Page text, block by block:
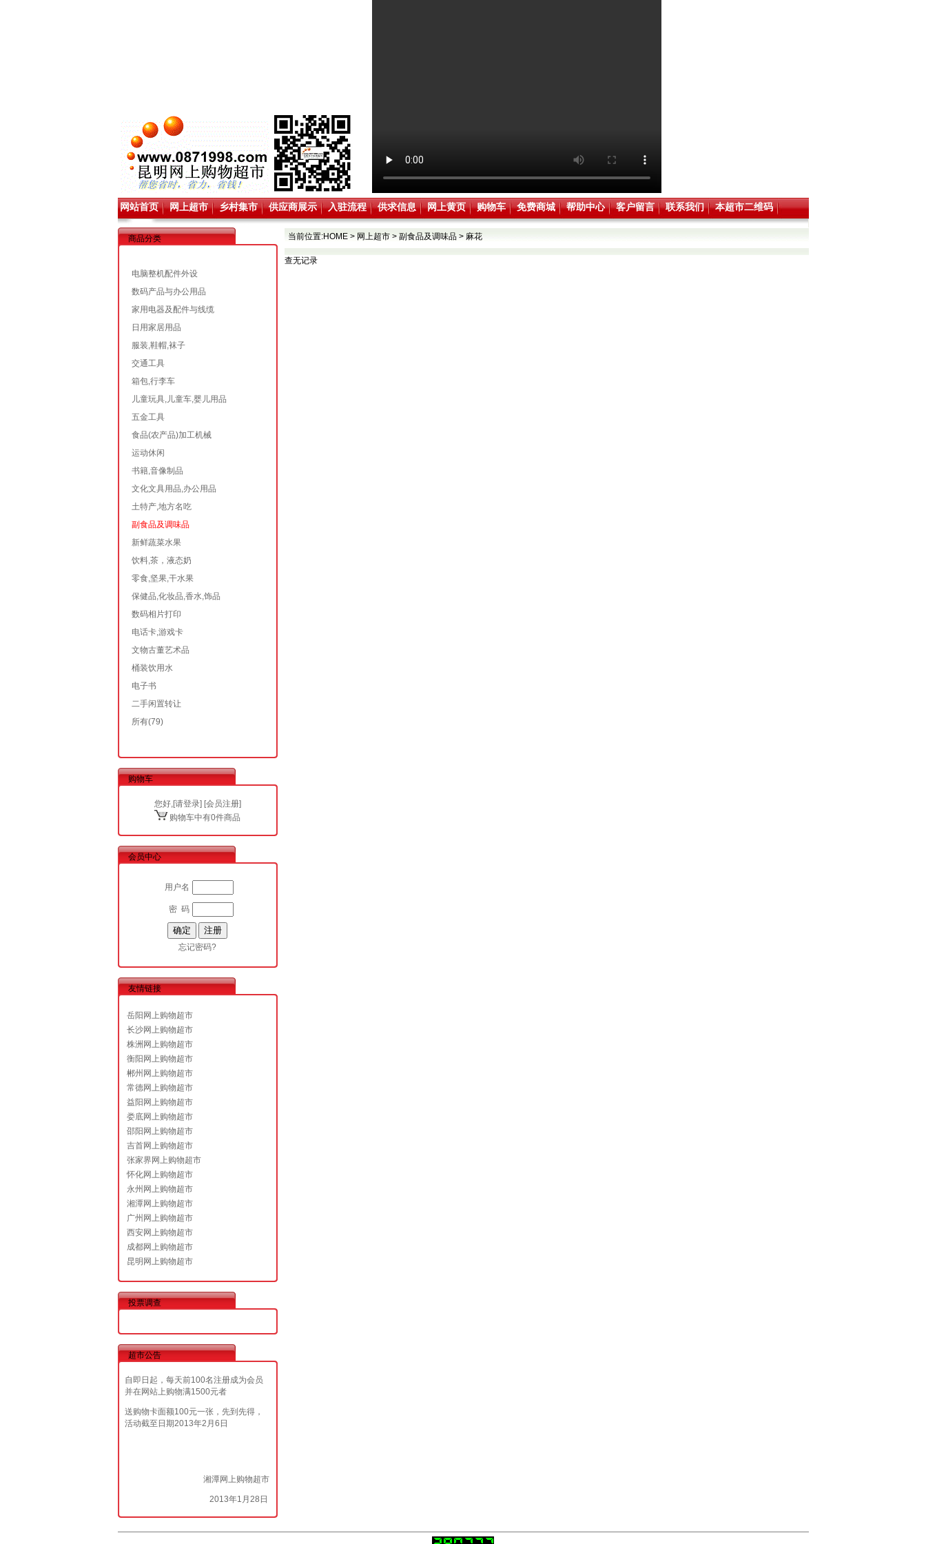
网站首页 网上超市 乡村集市 供应商展示 入驻流程 供求信息 网上黄页 购物车 免费商城 帮助中心 客户留言 联系我们 本超市二维码
商品分类
电脑整机配件外设
数码产品与办公用品
家用电器及配件与线缆
日用家居用品
服装,鞋帽,袜子
交通工具
箱包,行李车
儿童玩具,儿童车,婴儿用品
五金工具
食品(农产品)加工机械
运动休闲
书籍,音像制品
文化文具用品,办公用品
土特产,地方名吃
副食品及调味品
新鲜蔬菜水果
饮料,茶，液态奶
零食,坚果,干水果
保健品,化妆品,香水,饰品
数码相片打印
电话卡,游戏卡
文物古董艺术品
桶装饮用水
电子书
二手闲置转让
所有(79)
购物车
您好,[请登录] [会员注册]
购物车中有0件商品
会员中心
用户名
密 码
忘记密码?
友情链接
岳阳网上购物超市
长沙网上购物超市
株洲网上购物超市
衡阳网上购物超市
郴州网上购物超市
常德网上购物超市
益阳网上购物超市
娄底网上购物超市
邵阳网上购物超市
吉首网上购物超市
张家界网上购物超市
怀化网上购物超市
永州网上购物超市
湘潭网上购物超市
广州网上购物超市
西安网上购物超市
成都网上购物超市
昆明网上购物超市
投票调查
超市公告
自即日起，每天前100名注册成为会员
并在网站上购物满1500元者
送购物卡面额100元一张，先到先得，
活动截至日期2013年2月6日
湘潭网上购物超市
2013年1月28日
当前位置:HOME> 网上超市> 副食品及调味品> 麻花
查无记录